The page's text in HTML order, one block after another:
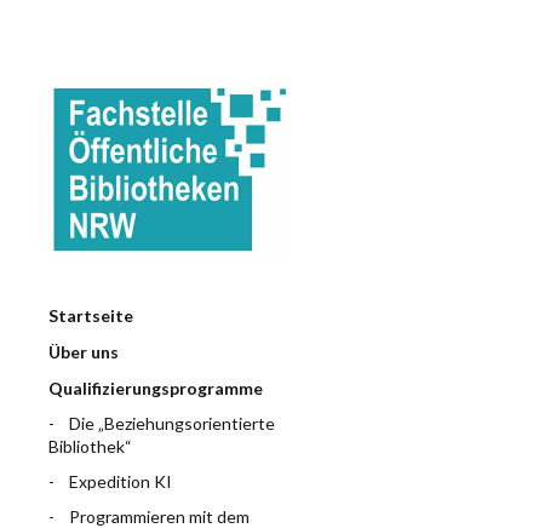
Startseite
Über uns
Qualifizierungsprogramme
Die „Beziehungsorientierte
Bibliothek“
Expedition KI
Programmieren mit dem